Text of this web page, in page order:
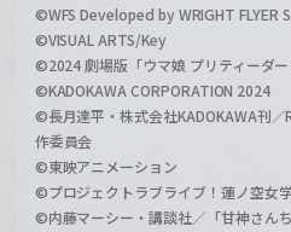
©WFS Developed by WRIGHT FLYER
©VISUAL ARTS/Key
©2024 劇場版「ウマ娘 プリティーダ
©KADOKAWA CORPORATION 2024
©長月達平・株式会社KADOKAWA刊
作委員会
©東映アニメーション
©プロジェクトラブライブ！蓮ノ空女
©内藤マーシー・講談社／「甘神さん